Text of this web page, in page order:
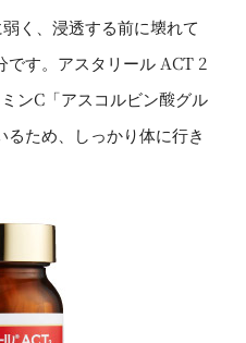
く、浸透する前に壊れて
です。アスタリール ACT 2
ンC「アスコルビン酸グル
るため、しっかり体に行き